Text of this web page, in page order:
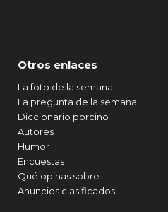
Otros enlaces
La foto de la semana
La pregunta de la semana
Diccionario porcino
Autores
Humor
Encuestas
Qué opinas sobre...
Anuncios clasificados